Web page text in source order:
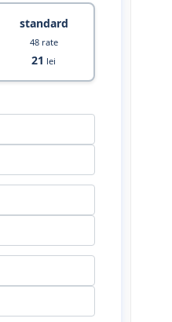
standard
48 rate
21 lei